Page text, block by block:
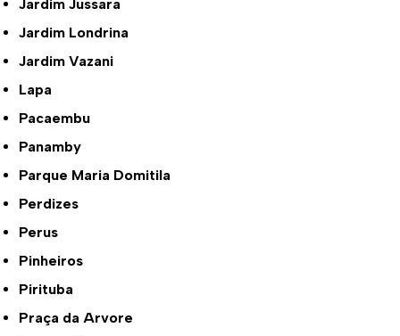
Jardim Jussara
Jardim Londrina
Jardim Vazani
Lapa
Pacaembu
Panamby
Parque Maria Domitila
Perdizes
Perus
Pinheiros
Pirituba
Praça da Arvore